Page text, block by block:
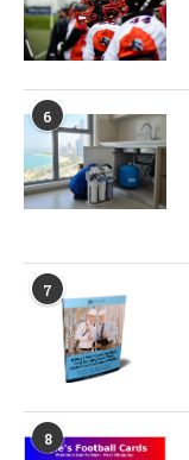
6
7
8